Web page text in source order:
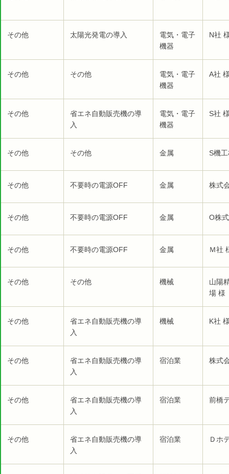
その他 太陽光発電の導入
電気・電子
機器
N社
その他 その他
電気・電子
機器
A社
その他
省エネ自動販売機の導
入
電気・電子
機器
S社
その他 その他 金属 S機
その他 不要時の電源OFF 金属 株式
その他 不要時の電源OFF 金属 O株
その他 不要時の電源OFF 金属 Ｍ社
その他 その他 機械
山陽
場 様
その他
省エネ自動販売機の導
入
機械 K社
その他
省エネ自動販売機の導
入
宿泊業 株式
その他
省エネ自動販売機の導
入
宿泊業 前橋
その他
省エネ自動販売機の導
入
宿泊業 Ｄホ